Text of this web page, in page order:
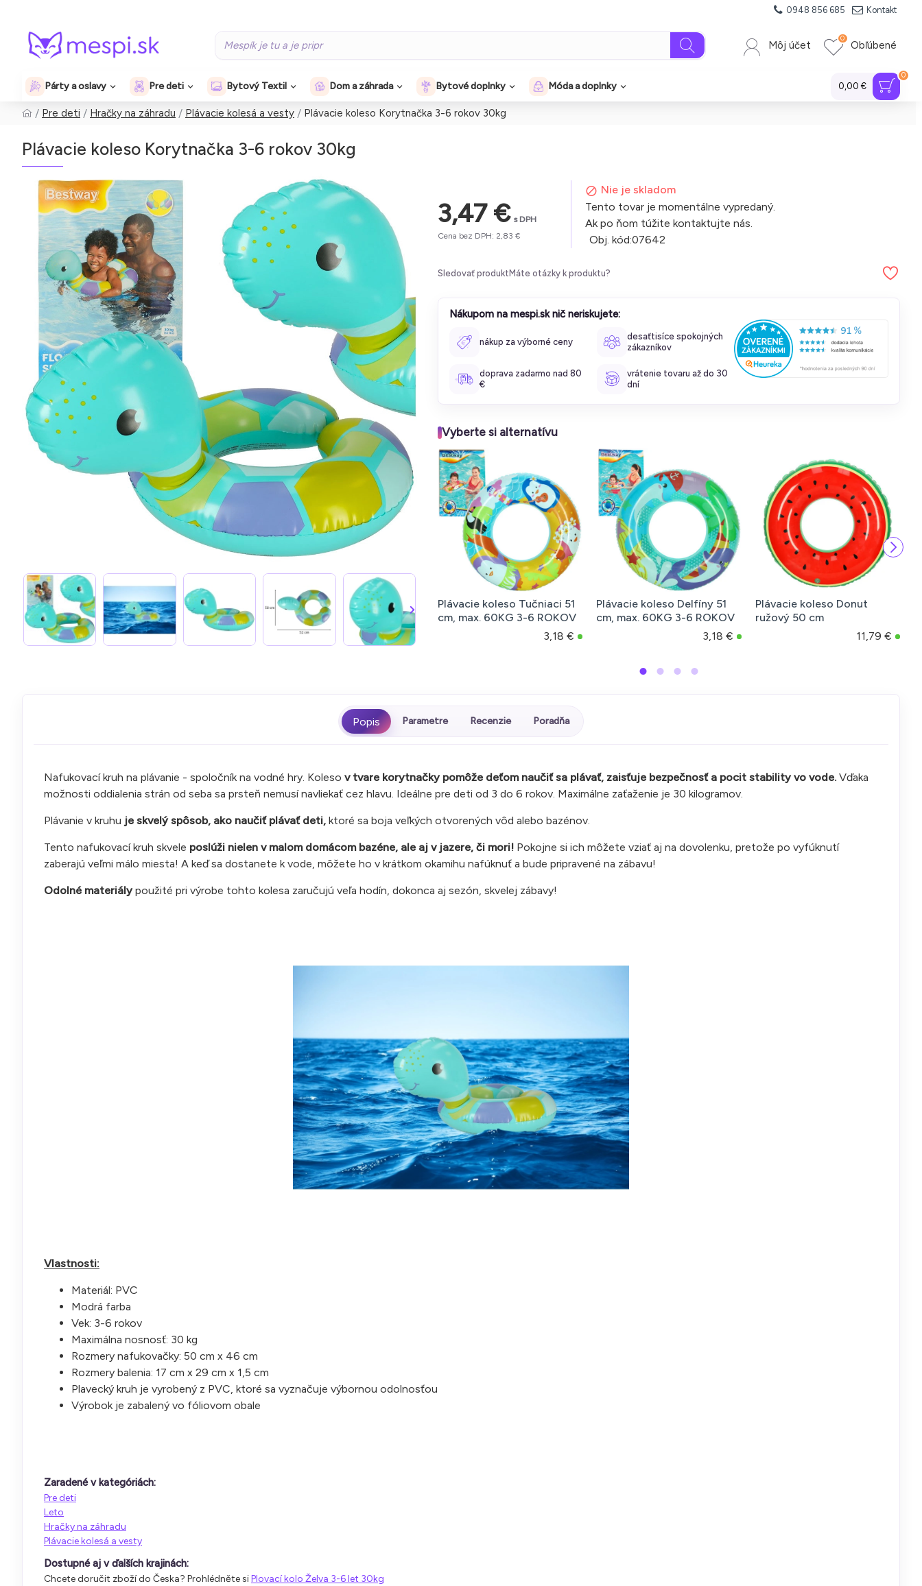
0948 856 685 Kontakt
Môj účet Obľúbené
0
Párty a oslavy Pre deti Bytový Textil Dom a záhrada Bytové doplnky Móda a doplnky 0,00 €
0
Pre deti Hračky na záhradu Plávacie kolesá a vesty Plávacie koleso Korytnačka 3-6 rokov 30kg
Plávacie koleso Korytnačka 3-6 rokov 30kg
3,47 € s DPH
Cena bez DPH: 2,83 €
Nie je skladom
Tento tovar je momentálne vypredaný.
Ak po ňom túžite kontaktujte nás.
Obj. kód:07642
Sledovať produkt Máte otázky k produktu?
Nákupom na mespi.sk nič neriskujete:
nákup za výborné ceny
desaťtisíce spokojných
zákazníkov
doprava zadarmo nad 80
€
vrátenie tovaru až do 30
dní
Vyberte si alternatívu
Plávacie koleso Tučniaci 51
cm, max. 60KG 3-6 ROKOV
3,18 €
Plávacie koleso Delfíny 51
cm, max. 60KG 3-6 ROKOV
3,18 €
Plávacie koleso Donut
ružový 50 cm
11,79 €
Parametre Recenzie Poradňa
Nafukovací kruh na plávanie - spoločník na vodné hry. Koleso v tvare korytnačky pomôže deťom naučiť sa plávať, zaisťuje bezpečnosť a pocit stability vo vode. Vďaka
možnosti oddialenia strán od seba sa prsteň nemusí navliekať cez hlavu. Ideálne pre deti od 3 do 6 rokov. Maximálne zaťaženie je 30 kilogramov.
Plávanie v kruhu je skvelý spôsob, ako naučiť plávať deti, ktoré sa boja veľkých otvorených vôd alebo bazénov.
Tento nafukovací kruh skvele poslúži nielen v malom domácom bazéne, ale aj v jazere, či mori! Pokojne si ich môžete vziať aj na dovolenku, pretože po vyfúknutí
zaberajú veľmi málo miesta! A keď sa dostanete k vode, môžete ho v krátkom okamihu nafúknuť a bude pripravené na zábavu!
Odolné materiálypoužité pri výrobe tohto kolesa zaručujú veľa hodín, dokonca aj sezón, skvelej zábavy!
Vlastnosti:
Materiál: PVC
Modrá farba
Vek: 3-6 rokov
Maximálna nosnosť: 30 kg
Rozmery nafukovačky: 50 cm x 46 cm
Rozmery balenia: 17 cm x 29 cm x 1,5 cm
Plavecký kruh je vyrobený z PVC, ktoré sa vyznačuje výbornou odolnosťou
Výrobok je zabalený vo fóliovom obale
Zaradené v kategóriách:
Pre deti
Leto
Hračky na záhradu
Plávacie kolesá a vesty
Dostupné aj v ďalších krajinách:
Chcete doručit zboží do Česka? Prohlédněte siPlovací kolo Želva 3-6 let 30kg